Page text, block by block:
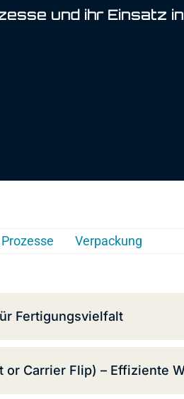
und ihr Einsatz
Verpackung
Fertigungsvielfalt
Carrier Flip) – Effiziente